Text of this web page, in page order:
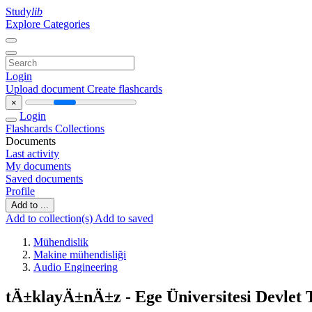
Studylib
Explore Categories
Login
Upload document Create flashcards
×
Login
Flashcards Collections
Documents
Last activity
My documents
Saved documents
Profile
Add to ...
Add to collection(s) Add to saved
Mühendislik
Makine mühendisliği
Audio Engineering
tÄ±klayÄ±nÄ±z - Ege Üniversitesi Devlet